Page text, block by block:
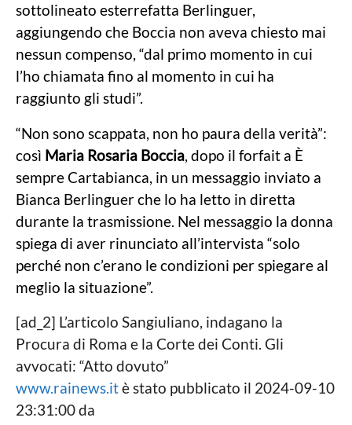
sottolineato esterrefatta Berlinguer,
aggiungendo che Boccia non aveva chiesto mai
nessun compenso, “dal primo momento in cui
l’ho chiamata fino al momento in cui ha
raggiunto gli studi”.
“Non sono scappata, non ho paura della verità”:
così Maria Rosaria Boccia, dopo il forfait a È
sempre Cartabianca, in un messaggio inviato a
Bianca Berlinguer che lo ha letto in diretta
durante la trasmissione. Nel messaggio la donna
spiega di aver rinunciato all’intervista “solo
perché non c’erano le condizioni per spiegare al
meglio la situazione”.
[ad_2] L’articolo Sangiuliano, indagano la
Procura di Roma e la Corte dei Conti. Gli
avvocati: “Atto dovuto”
www.rainews.itè stato pubblicato il 2024-09-10
23:31:00 da